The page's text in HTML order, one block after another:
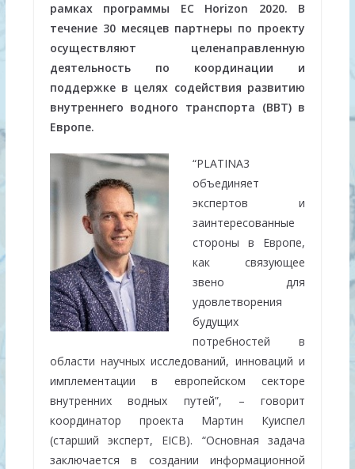
рамках программы ЕС Horizon 2020. В
течение 30 месяцев партнеры по проекту
осуществляют целенаправленную
деятельность по координации и
поддержке в целях содействия развитию
внутреннего водного транспорта (ВВТ) в
Европе.
“PLATINA3
объединяет
экспертов и
заинтересованные
стороны в Европе,
как связующее
звено для
удовлетворения
будущих
потребностей в
области научных исследований, инноваций и
имплементации в европейском секторе
внутренних водных путей”, – говорит
координатор проекта Мартин Куиспел
(старший эксперт, EICB). “Основная задача
заключается в создании информационной